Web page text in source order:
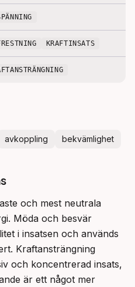
KRAFTINSATS
avkoppling bekvämlighet
och mest neutrala
Möda och besvär
i insatsen och används
Kraftansträngning
och koncentrerad insats,
är ett något mer